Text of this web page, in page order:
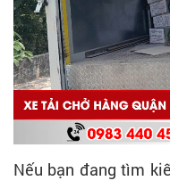
Nếu bạn đang tìm